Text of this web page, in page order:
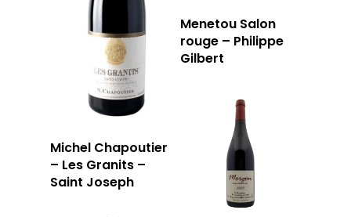
Menetou Salon
rouge – Philippe
Gilbert
Michel Chapoutier
– Les Granits –
Saint Joseph